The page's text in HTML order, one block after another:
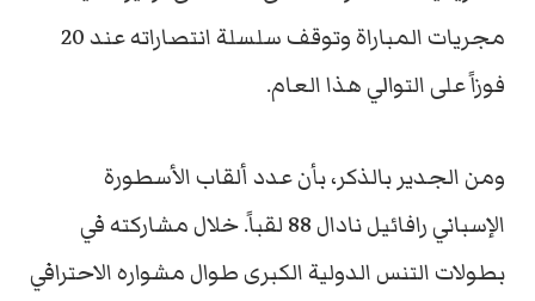
مجريات المباراة وتوقف سلسلة انتصاراته عند 20
فوزاً على التوالي هذا العام.
ومن الجدير بالذكر، بأن عدد ألقاب الأسطورة
الإسباني رافائيل نادال 88 لقباً. خلال مشاركته في
بطولات التنس الدولية الكبرى طوال مشواره الاحترافي